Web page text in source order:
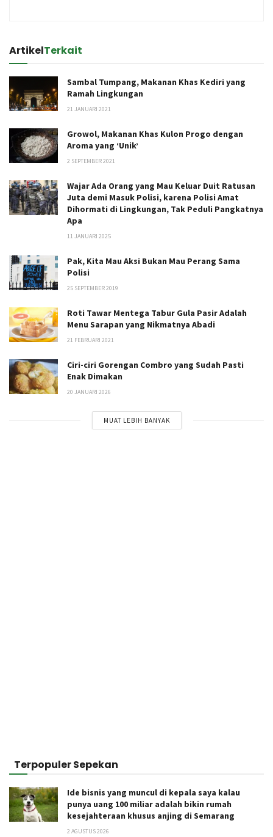
ArtikelTerkait
Sambal Tumpang, Makanan Khas Kediri yang
Ramah Lingkungan
21 JANUARI 2021
Growol, Makanan Khas Kulon Progo dengan
Aroma yang ‘Unik’
2 SEPTEMBER 2021
Wajar Ada Orang yang Mau Keluar Duit Ratusan
Juta demi Masuk Polisi, karena Polisi Amat
Dihormati di Lingkungan, Tak Peduli Pangkatnya
Apa
11 JANUARI 2025
Pak, Kita Mau Aksi Bukan Mau Perang Sama
Polisi
25 SEPTEMBER 2019
Roti Tawar Mentega Tabur Gula Pasir Adalah
Menu Sarapan yang Nikmatnya Abadi
21 FEBRUARI 2021
Ciri-ciri Gorengan Combro yang Sudah Pasti
Enak Dimakan
20 JANUARI 2026
MUAT LEBIH BANYAK
Terpopuler Sepekan
Ide bisnis yang muncul di kepala saya kalau
punya uang 100 miliar adalah bikin rumah
kesejahteraan khusus anjing di Semarang
2 AGUSTUS 2026